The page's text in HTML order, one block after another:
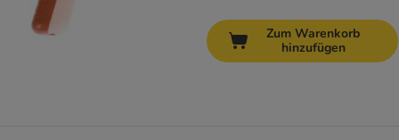
Zum Warenkorb
hinzufügen